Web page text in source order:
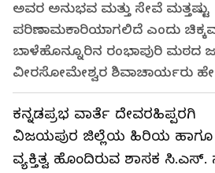
ಅವರ ಅನುಭವ ಮತ್ತು ಸೇವೆ ಮತ್ತಷ್ಟು
ಪರಿಣಾಮಕಾರಿಯಾಗಲಿದೆ ಎಂದು
ಬಾಳೆಹೊನ್ನೂರಿನ ರಂಭಾಪುರಿ ಮಠದ
ವೀರಸೋಮೇಶ್ವರ ಶಿವಾಚಾರ್ಯರು
ಕನ್ನಡಪ್ರಭ ವಾರ್ತೆ ದೇವರಹಿಪ್ಪರಗಿ
ವಿಜಯಪುರ ಜಿಲ್ಲೆಯ ಹಿರಿಯ ಹಾಗೂ
ವ್ಯಕ್ತಿತ್ವ ಹೊಂದಿರುವ ಶಾಸಕ